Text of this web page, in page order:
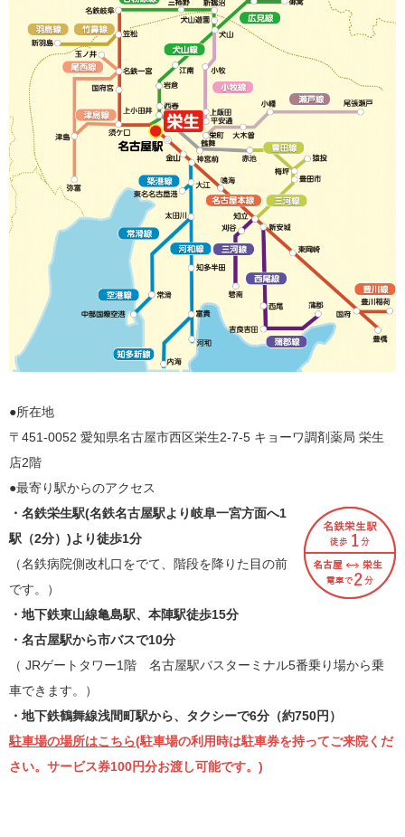
●所在地
〒451-0052 愛知県名古屋市西区栄生2-7-5 キョーワ調剤薬局 栄生
店2階
●最寄り駅からのアクセス
・名鉄栄生駅(名鉄名古屋駅より岐阜一宮方面へ1
駅（2分）)より徒歩1分
（名鉄病院側改札口をでて、階段を降りた目の前
です。）
・地下鉄東山線亀島駅、本陣駅徒歩15分
・名古屋駅から市バスで10分
（ JRゲートタワー1階 名古屋駅バスターミナル5番乗り場から乗
車できます。）
・地下鉄鶴舞線浅間町駅から、タクシーで6分（約750円）
駐車場の場所はこちら(駐車場の利用時は駐車券を持ってご来院くだ
さい。サービス券100円分お渡し可能です。)